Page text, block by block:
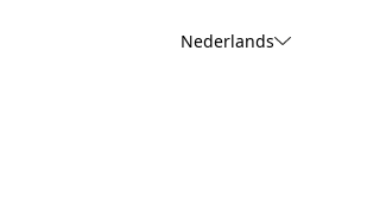
Nederlands